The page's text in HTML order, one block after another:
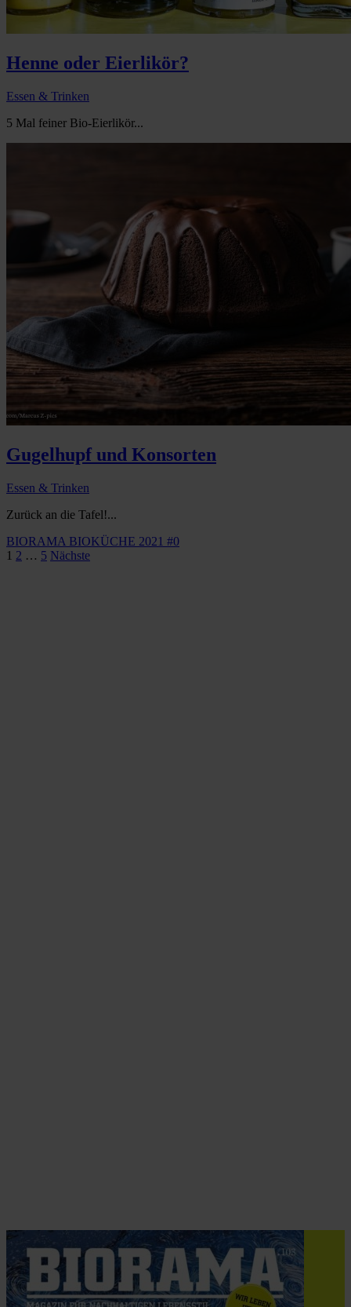
Henne oder Eierlikör?
Essen & Trinken
5 Mal feiner Bio-Eierlikör...
Gugelhupf und Konsorten
Essen & Trinken
Zurück an die Tafel!...
BIORAMA BIOKÜCHE 2021 #0
Seitennummerierung
1 2 … 5 Nächste